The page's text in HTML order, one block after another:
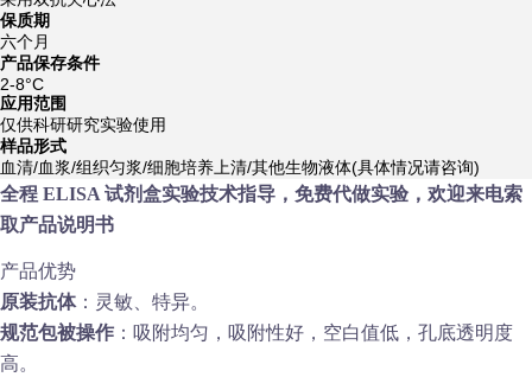
保质期
六个月
产品保存条件
2-8°C
应用范围
仅供科研研究实验使用
样品形式
血清/血浆/组织匀浆/细胞培养上清/其他生物液体(具体情况请咨询)
全程 ELISA 试剂盒实验技术指导，免费代做实验，欢迎来电索
取产品说明书
产品优势
原装抗体：灵敏、特异。
规范包被操作 ：吸附均匀，吸附性好，空白值低，孔底透明度
高。